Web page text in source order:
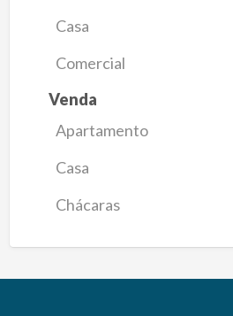
Casa
Comercial
Venda
Apartamento
Casa
Chácaras